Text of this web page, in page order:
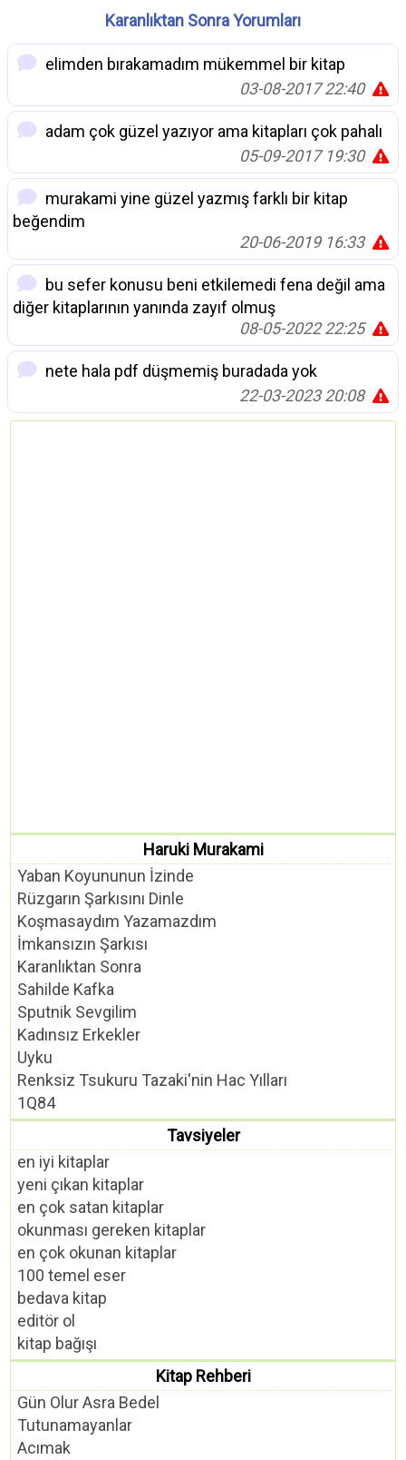
Karanlıktan Sonra Yorumları
elimden bırakamadım mükemmel bir kitap
03-08-2017 22:40
adam çok güzel yazıyor ama kitapları çok pahalı
05-09-2017 19:30
murakami yine güzel yazmış farklı bir kitap
beğendim
20-06-2019 16:33
bu sefer konusu beni etkilemedi fena değil ama
diğer kitaplarının yanında zayıf olmuş
08-05-2022 22:25
nete hala pdf düşmemiş buradada yok
22-03-2023 20:08
Haruki Murakami
Yaban Koyununun İzinde
Rüzgarın Şarkısını Dinle
Koşmasaydım Yazamazdım
İmkansızın Şarkısı
Karanlıktan Sonra
Sahilde Kafka
Sputnik Sevgilim
Kadınsız Erkekler
Uyku
Renksiz Tsukuru Tazaki'nin Hac Yılları
1Q84
Tavsiyeler
en iyi kitaplar
yeni çıkan kitaplar
en çok satan kitaplar
okunması gereken kitaplar
en çok okunan kitaplar
100 temel eser
bedava kitap
editör ol
kitap bağışı
Kitap Rehberi
Gün Olur Asra Bedel
Tutunamayanlar
Acımak